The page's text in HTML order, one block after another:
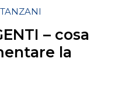
– cosa
la